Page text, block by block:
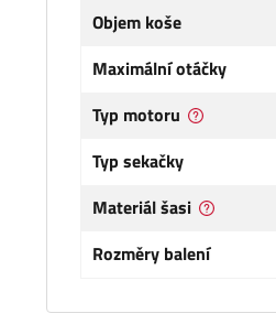
Objem koše
Maximální otáčky
Typ motoru
Typ sekačky
Materiál šasi
Rozměry balení